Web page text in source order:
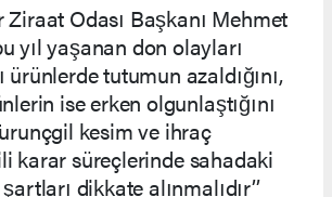
Odası Başkanı Mehmet
yıl yaşanan don olayları
ürünlerde tutumun azaldığını,
ise erken olgunlaştığını
kesim ve ihraç
karar süreçlerinde sahadaki
dikkate alınmalıdır’’